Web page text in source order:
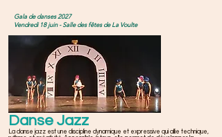
Gala de danses 2027
Vendredi 18 juin - Salle des fêtes de La Voulte
Danse Jazz
La danse jazz est une discipline dynamique et expressive qui allie technique,